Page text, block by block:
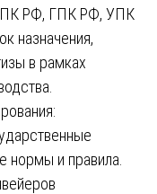
РФ, ГПК РФ, УПК
назначения,
в рамках
нормы и правила.